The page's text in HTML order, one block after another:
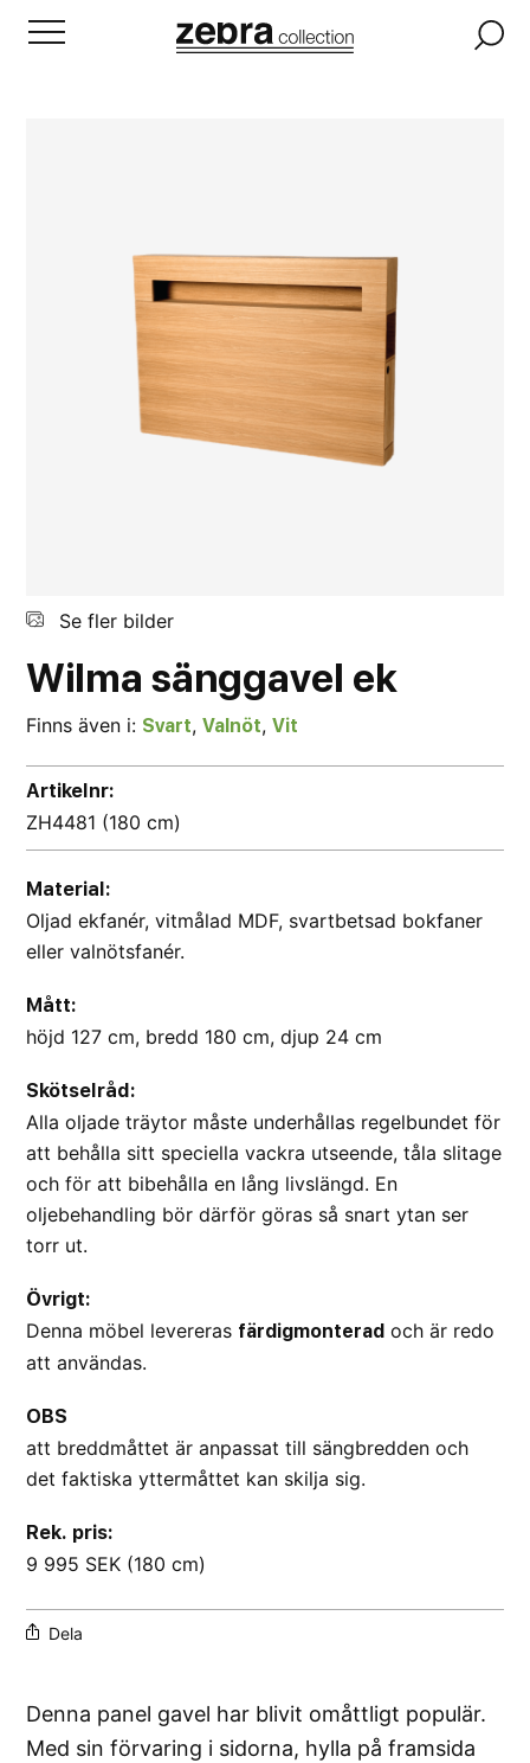
Wilma sänggavel ek
Finns även i: Svart,Valnöt,Vit
Artikelnr:
ZH4481 (180 cm)
Material:
Oljad ekfanér, vitmålad MDF, svartbetsad bokfaner
eller valnötsfanér.
Mått:
höjd 127 cm, bredd 180 cm, djup 24 cm
Skötselråd:
Alla oljade träytor måste underhållas regelbundet för
att behålla sitt speciella vackra utseende, tåla slitage
och för att bibehålla en lång livslängd. En
oljebehandling bör därför göras så snart ytan ser
torr ut.
Övrigt:
Denna möbel levereras färdigmonterad och är redo
att användas.
OBS
att breddmåttet är anpassat till sängbredden och
det faktiska yttermåttet kan skilja sig.
Rek. pris:
9 995 SEK (180 cm)
Dela
Se fler bilder
Denna panel gavel har blivit omåttligt populär.
Med sin förvaring i sidorna, hylla på framsida